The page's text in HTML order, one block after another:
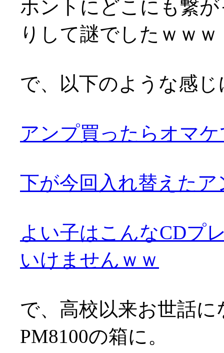
ホントにどこにも繋
りして謎でしたｗｗｗ
で、以下のような感
アンプ買ったらオマ
下が今回入れ替えたア
よい子はこんなCDプ
いけませんｗｗ
で、高校以来お世話
PM8100の箱に。